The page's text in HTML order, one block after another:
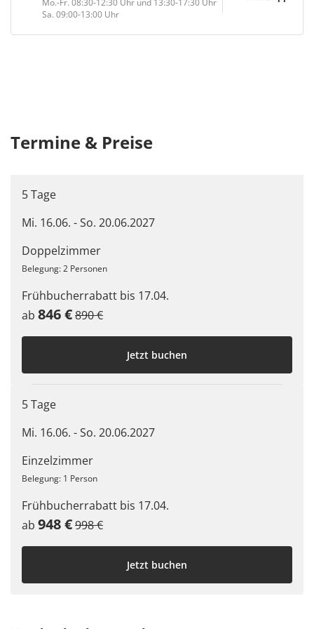
Verpflegung:Frühstück, Abendessen
Mo.-Fr. 08:30-12:30 Uhr und 13:30-17:30 Uhr
Sa. 09:00-13:00 Uhr
Termine & Preise
5 Tage
Mi. 16.06. - So. 20.06.2027
Doppelzimmer
Belegung: 2 Personen
Frühbucherrabatt bis 17.04.
ab 846 €890 €
Jetzt buchen
5 Tage
Mi. 16.06. - So. 20.06.2027
Einzelzimmer
Belegung: 1 Person
Frühbucherrabatt bis 17.04.
ab 948 €998 €
Jetzt buchen